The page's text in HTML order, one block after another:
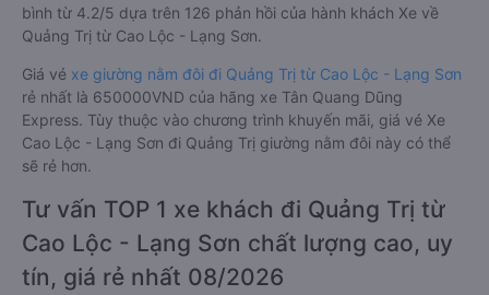
bình từ 4.2/5 dựa trên 126 phản hồi của hành khách Xe về
Quảng Trị từ Cao Lộc - Lạng Sơn.
Giá vé xe giường nằm đôi đi Quảng Trị từ Cao Lộc - Lạng Sơn
rẻ nhất là 650000VND của hãng xe Tân Quang Dũng
Express. Tùy thuộc vào chương trình khuyến mãi, giá vé Xe
Cao Lộc - Lạng Sơn đi Quảng Trị giường nằm đôi này có thể
sẽ rẻ hơn.
Tư vấn TOP 1 xe khách đi Quảng Trị từ
Cao Lộc - Lạng Sơn chất lượng cao, uy
tín, giá rẻ nhất 08/2026